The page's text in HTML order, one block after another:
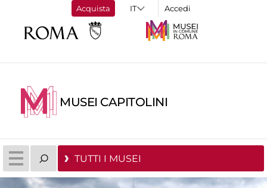
Acquista Accedi
MUSEI CAPITOLINI
TUTTI I MUSEI